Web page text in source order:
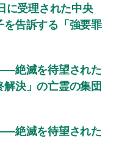
に受理された中央
を告訴する「強要罪
絶滅を待望された
決」の亡霊の集団
絶滅を待望された